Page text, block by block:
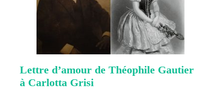
Lettre d’amour de Théophile Gautier
à Carlotta Grisi